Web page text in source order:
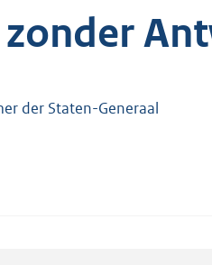
der Staten-Generaal